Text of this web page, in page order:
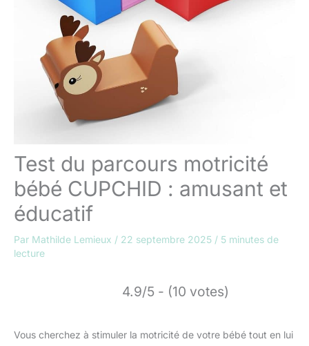
Test du parcours motricité
bébé CUPCHID : amusant et
éducatif
Par Mathilde Lemieux / 22 septembre 2025 / 5 minutes de
lecture
4.9/5 - (10 votes)
Vous cherchez à stimuler la motricité de votre bébé tout en lui